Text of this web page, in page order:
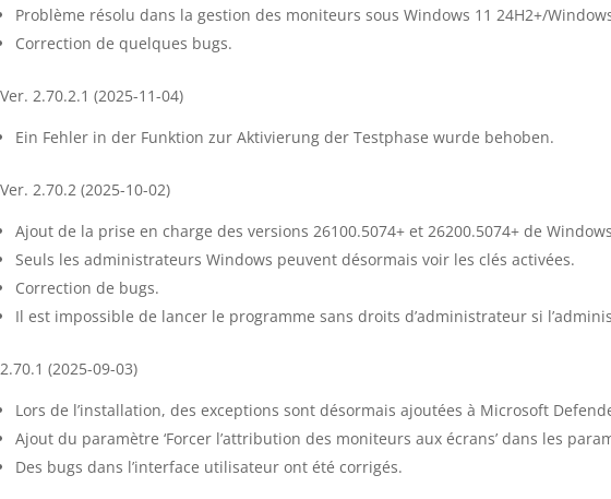
Problème résolu dans la gestion des moniteurs sous Windows 11 24H2+/
Correction de quelques bugs.
Ver. 2.70.2.1 (2025-11-04)
Ein Fehler in der Funktion zur Aktivierung der Testphase wurde behoben.
Ver. 2.70.2 (2025-10-02)
Ajout de la prise en charge des versions 26100.5074+ et 26200.5074+ de
Seuls les administrateurs Windows peuvent désormais voir les clés activées.
Correction de bugs.
Il est impossible de lancer le programme sans droits d’administrateur si
2.70.1 (2025-09-03)
Lors de l’installation, des exceptions sont désormais ajoutées à Microsoft
Ajout du paramètre ‘Forcer l’attribution des moniteurs aux écrans’ dans les
Des bugs dans l’interface utilisateur ont été corrigés.